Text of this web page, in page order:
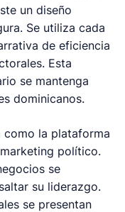
un diseño
Se utiliza cada
de eficiencia
Esta
se mantenga
dominicanos.
como la plataforma
político.
se
su liderazgo.
se presentan